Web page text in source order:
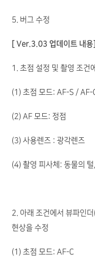
5. 버그 수정
[ Ver.3.03 업데이트 내용]
1. 초점 설정 및 촬영 조건
(1) 초점 모드: AF-S / AF-
(2) AF 모드: 정점
(3) 사용렌즈 : 광각렌즈
(4) 촬영 피사체: 동물의
2. 아래 조건에서 뷰파인
현상을 수정
(1) 초점 모드: AF-C